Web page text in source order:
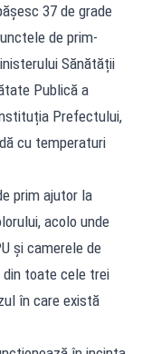
37 de grade
de prim-
Sănătății
Publică a
Prefectului,
cu temperaturi
prim ajutor la
acolo unde
și camerele de
din toate cele trei
în care există